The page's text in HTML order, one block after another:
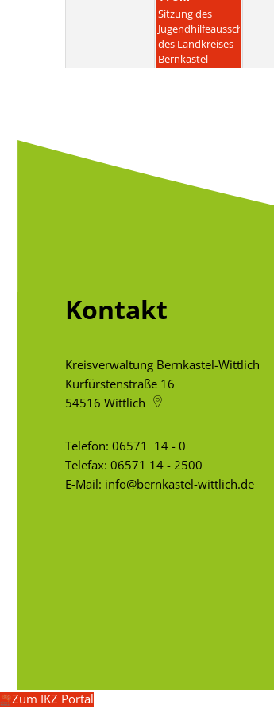
Sitzung des
Jugendhilfeausschusses
des Landkreises
Bernkastel-
Kontakt
Kreisverwaltung Bernkastel-Wittlich
Kurfürstenstraße 16
54516 Wittlich
Telefon: 06571 14 - 0
Telefax: 06571 14 - 2500
E-Mail: info@bernkastel-wittlich.de
Zum IKZ Portal